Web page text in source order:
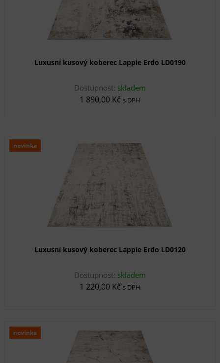
Luxusní kusový koberec Lappie Erdo LD0190
Dostupnost: skladem
1 890,00 Kč s DPH
novinka
Luxusní kusový koberec Lappie Erdo LD0120
Dostupnost: skladem
1 220,00 Kč s DPH
novinka